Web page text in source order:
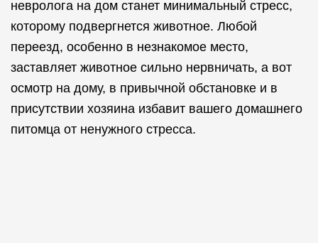
невролога на дом станет минимальный стресс,
которому подвергнется животное. Любой
переезд, особенно в незнакомое место,
заставляет животное сильно нервничать, а вот
осмотр на дому, в привычной обстановке и в
присутствии хозяина избавит вашего домашнего
питомца от ненужного стресса.